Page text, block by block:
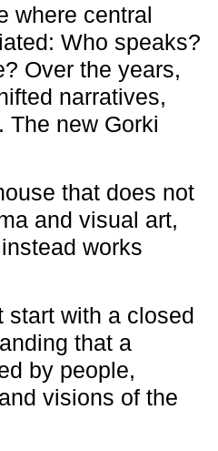
where central
Who speaks?
Over the years,
narratives,
The new Gorki
that does not
and visual art,
works
start with a closed
that a
by people,
visions of the